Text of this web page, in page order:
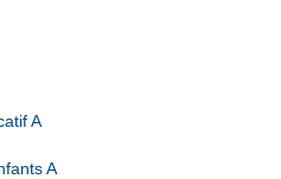
A
A